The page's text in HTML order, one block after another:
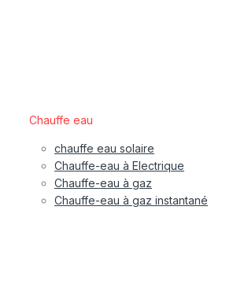
Chauffe eau
chauffe eau solaire
Chauffe-eau à Electrique
Chauffe-eau à gaz
Chauffe-eau à gaz instantané